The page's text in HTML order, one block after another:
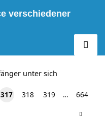
verschiedener
unter sich
317 318 319 … 664